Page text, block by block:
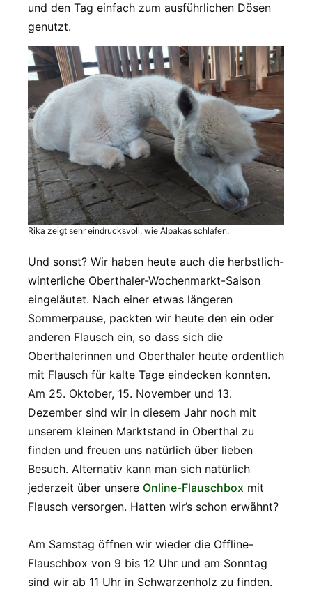
und den Tag einfach zum ausführlichen Dösen
genutzt.
Rika zeigt sehr eindrucksvoll, wie Alpakas schlafen.
Und sonst? Wir haben heute auch die herbstlich-
winterliche Oberthaler-Wochenmarkt-Saison
eingeläutet. Nach einer etwas längeren
Sommerpause, packten wir heute den ein oder
anderen Flausch ein, so dass sich die
Oberthalerinnen und Oberthaler heute ordentlich
mit Flausch für kalte Tage eindecken konnten.
Am 25. Oktober, 15. November und 13.
Dezember sind wir in diesem Jahr noch mit
unserem kleinen Marktstand in Oberthal zu
finden und freuen uns natürlich über lieben
Besuch. Alternativ kann man sich natürlich
jederzeit über unsere Online-Flauschbox mit
Flausch versorgen. Hatten wir’s schon erwähnt?
Am Samstag öffnen wir wieder die Offline-
Flauschbox von 9 bis 12 Uhr und am Sonntag
sind wir ab 11 Uhr in Schwarzenholz zu finden.